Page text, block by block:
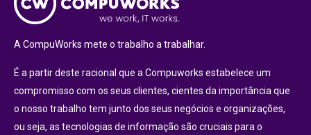
A CompuWorks mete o trabalho a trabalhar.
É a partir deste racional que a Compuworks estabelece um
compromisso com os seus clientes, cientes da importância que
o nosso trabalho tem junto dos seus negócios e organizações,
ou seja, as tecnologias de informação são cruciais para o